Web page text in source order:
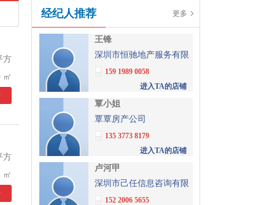
方
㎡
方
㎡
经纪人推荐 更多
王锋
深圳市恒驰地产服务有限
公司159 1989 0058
进入TA的店铺
覃小姐
覃覃房产公司
135 3773 8179
进入TA的店铺
卢河甲
深圳市己任信息咨询有限
公司152 2006 5655